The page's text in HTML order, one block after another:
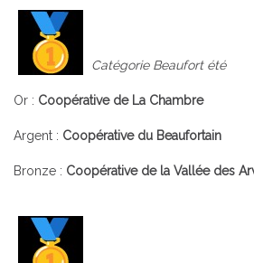
Catégorie Beaufort été
Or : Coopérative de La Chambre
Argent : Coopérative du Beaufortain
Bronze : Coopérative de la Vallée des